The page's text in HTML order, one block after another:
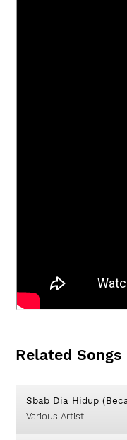
Related Songs
Sbab Dia Hidup
Various Artist